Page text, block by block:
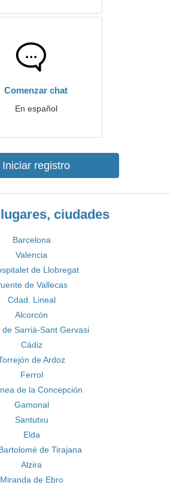
Comenzar chat
En español
Iniciar registro
ciudades
Barcelona
Valencia
de Llobregat
de Vallecas
Cdad. Lineal
Alcorcón
de Sarrià-Sant Gervasi
Cádiz
de Ardoz
Ferrol
de la Concepción
Gamonal
Santutxu
Elda
de Tirajana
Alzira
Miranda de Ebro